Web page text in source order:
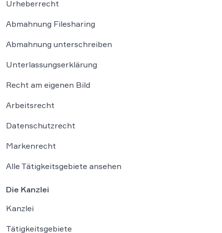
Urheberrecht
Abmahnung Filesharing
Abmahnung unterschreiben
Unterlassungserklärung
Recht am eigenen Bild
Arbeitsrecht
Datenschutzrecht
Markenrecht
Alle Tätigkeitsgebiete ansehen
Die Kanzlei
Kanzlei
Tätigkeitsgebiete